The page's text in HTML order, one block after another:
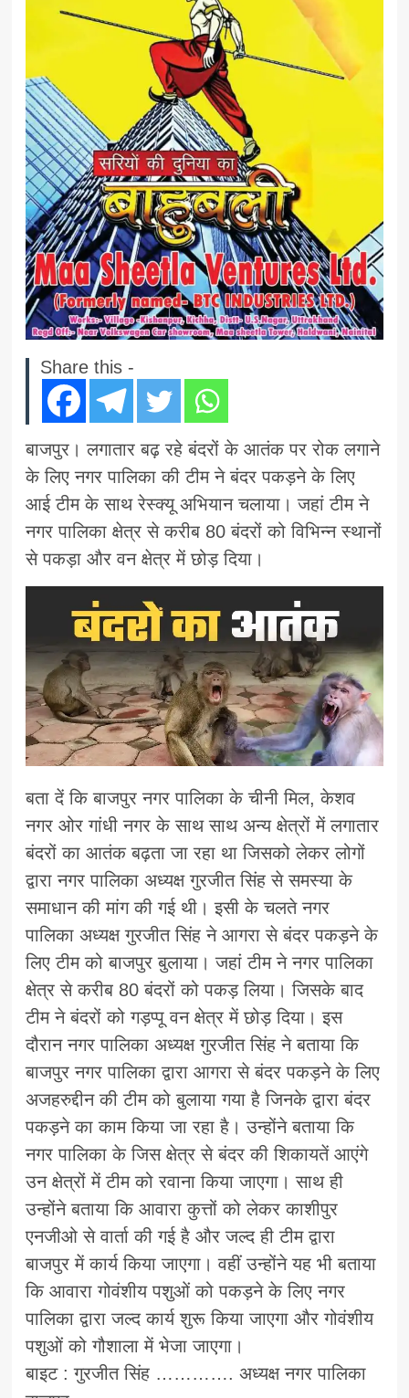
Share this -
बाजपुर। लगातार बढ़ रहे बंदरों के आतंक पर रोक लगाने
के लिए नगर पालिका की टीम ने बंदर पकड़ने के लिए
आई टीम के साथ रेस्क्यू अभियान चलाया। जहां टीम ने
नगर पालिका क्षेत्र से करीब 80 बंदरों को विभिन्न स्थानों
से पकड़ा और वन क्षेत्र में छोड़ दिया।
बता दें कि बाजपुर नगर पालिका के चीनी मिल, केशव
नगर ओर गांधी नगर के साथ साथ अन्य क्षेत्रों में लगातार
बंदरों का आतंक बढ़ता जा रहा था जिसको लेकर लोगों
द्वारा नगर पालिका अध्यक्ष गुरजीत सिंह से समस्या के
समाधान की मांग की गई थी। इसी के चलते नगर
पालिका अध्यक्ष गुरजीत सिंह ने आगरा से बंदर पकड़ने के
लिए टीम को बाजपुर बुलाया। जहां टीम ने नगर पालिका
क्षेत्र से करीब 80 बंदरों को पकड़ लिया। जिसके बाद
टीम ने बंदरों को गड़प्पू वन क्षेत्र में छोड़ दिया। इस
दौरान नगर पालिका अध्यक्ष गुरजीत सिंह ने बताया कि
बाजपुर नगर पालिका द्वारा आगरा से बंदर पकड़ने के लिए
अजहरुद्दीन की टीम को बुलाया गया है जिनके द्वारा बंदर
पकड़ने का काम किया जा रहा है। उन्होंने बताया कि
नगर पालिका के जिस क्षेत्र से बंदर की शिकायतें आएंगे
उन क्षेत्रों में टीम को रवाना किया जाएगा। साथ ही
उन्होंने बताया कि आवारा कुत्तों को लेकर काशीपुर
एनजीओ से वार्ता की गई है और जल्द ही टीम द्वारा
बाजपुर में कार्य किया जाएगा। वहीं उन्होंने यह भी बताया
कि आवारा गोवंशीय पशुओं को पकड़ने के लिए नगर
पालिका द्वारा जल्द कार्य शुरू किया जाएगा और गोवंशीय
पशुओं को गौशाला में भेजा जाएगा।
बाइट : गुरजीत सिंह …………. अध्यक्ष नगर पालिका